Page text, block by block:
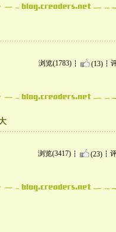
浏览(1783) (13)
浏览(3417) (23)